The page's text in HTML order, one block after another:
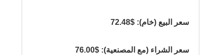
سعر البيع (خام): $72.48
سعر الشراء (مع المصنعية): $76.00